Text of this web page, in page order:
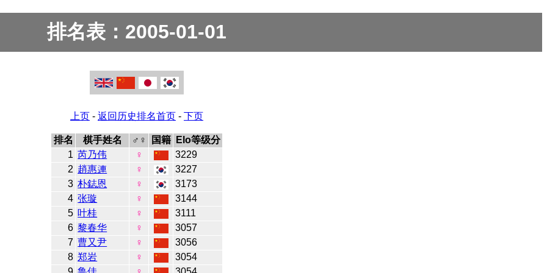
排名表：2005-01-01
上页 - 返回历史排名首页 - 下页
排名 棋手姓名 ♂♀ 国籍
Elo等级分
1 芮乃伟 ♀
3229
2 趙惠連 ♀
3227
3 朴鋕恩 ♀
3173
4 张璇 ♀
3144
5 叶桂 ♀
3111
6 黎春华 ♀
3057
7 曹又尹 ♀
3056
8 郑岩 ♀
3054